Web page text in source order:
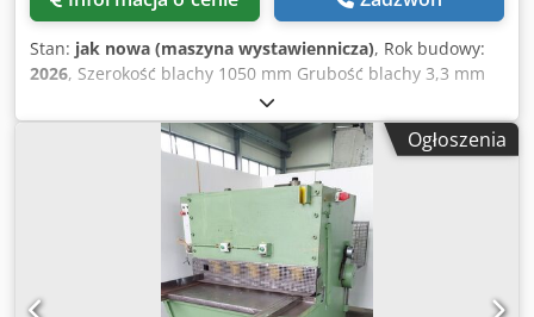
Stan: jak nowa (maszyna wystawiennicza), Rok budowy:
2026, Szerokość blachy 1050 mm Grubość blachy 3,3 mm
Gięcie 3,0 mm Długość walców 1050 mm Średnica walca
90,0 mm Minimalna średnica 130 mm Moc silnika 1,10 kW
Waga 570 kg Wymiary (L-S-W) 1.800 x 800 x 1.130 mm
Chsdpfow U U Udex Acdsa Maszyna pokazowa z 2026 roku
zaledwie ok. 2 godziny pracy Stan jak NOWY Cena
specjalna na zapytanie Wyposażenie: - solidna elektro-
mechaniczna walcarka do blachy - 2 centralne walce
napędzane silnikiem elektrycznym (górny i dolny wał) -
Górny wałek ręcznie wychylany z łożyskiem klapowym - W
Ogłoszenia